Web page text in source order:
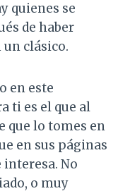
quienes se
de haber
clásico.
en este
ti es el que al
que lo tomes en
en sus páginas
No
o muy